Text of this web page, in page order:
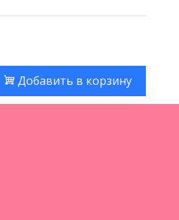
Добавить в корзину